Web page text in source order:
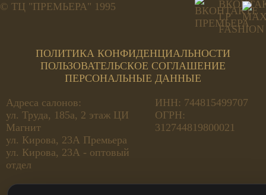
© ТЦ "ПРЕМЬЕРА" 1995
ПОЛИТИКА КОНФИДЕНЦИАЛЬНОСТИ
ПОЛЬЗОВАТЕЛЬСКОЕ СОГЛАШЕНИЕ
ПЕРСОНАЛЬНЫЕ ДАННЫЕ
Адреса салонов:
ул. Труда, 185а, 2 этаж ЦИ
Магнит
ул. Кирова, 23А Премьера
ул. Кирова, 23А - оптовый
отдел
ИНН: 744815499707
ОГРН:
312744819800021